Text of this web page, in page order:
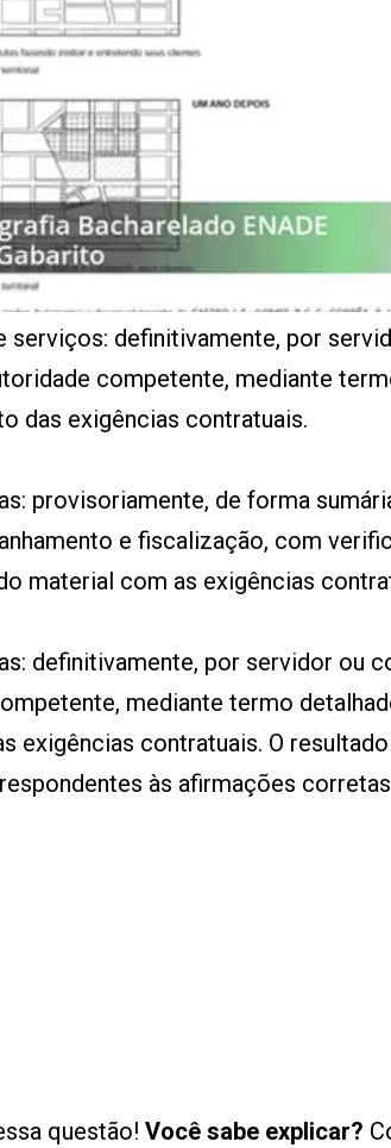
serviços: definitivamente, por
competente, mediante
das exigências contratuais.
provisoriamente, de forma
e fiscalização, com
material com as exigências
definitivamente, por servidor ou
mediante termo
exigências contratuais. O
às afirmações
questão! Você sabe explicar?